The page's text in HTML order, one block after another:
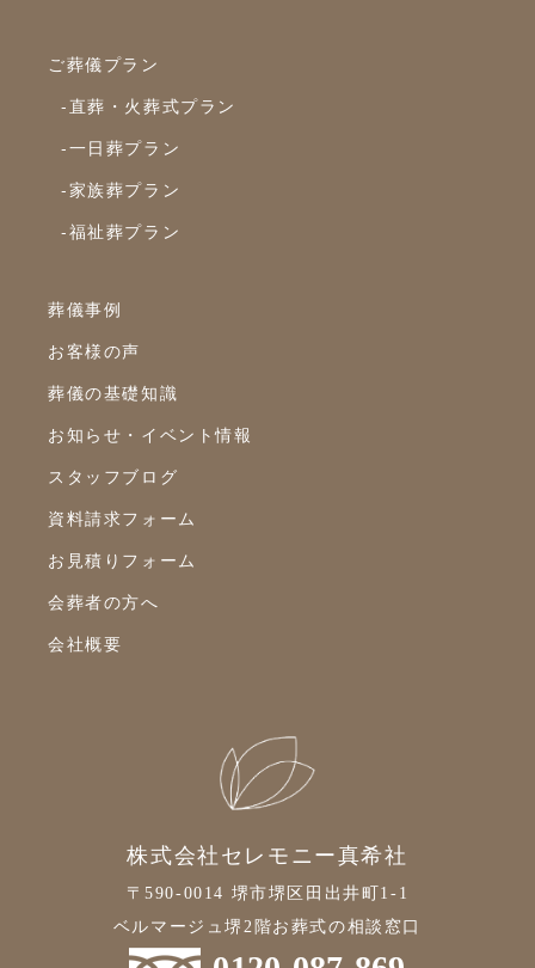
2023年8月
2023年7月
2023年6月
2023年5月
2023年4月
2023年2月
2023年1月
2022年12月
2022年10月
ご葬儀プラン
-直葬・火葬式プラン
-一日葬プラン
-家族葬プラン
-福祉葬プラン
葬儀事例
お客様の声
葬儀の基礎知識
お知らせ・イベント情報
スタッフブログ
資料請求フォーム
お見積りフォーム
会葬者の方へ
会社概要
株式会社セレモニー真希社
〒590-0014 堺市堺区田出井町1-1
ベルマージュ堺2階お葬式の相談窓口